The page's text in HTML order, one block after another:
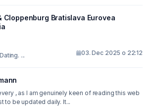
Cloppenburg Bratislava Eurovea
... 03. Dec 2025 o 22:12
, as I am genuinely keen of reading this web
site's post to be updated daily. It...